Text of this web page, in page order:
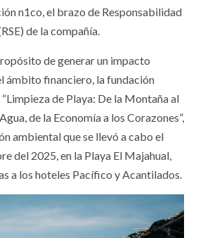
n1co, el brazo de Responsabilidad
de la compañía.
de generar un impacto
ámbito financiero, la fundación
de Playa: De la Montaña al
de la Economía a los Corazones”,
ambiental que se llevó a cabo el
del 2025, en la Playa El Majahual,
a los hoteles Pacífico y Acantilados.